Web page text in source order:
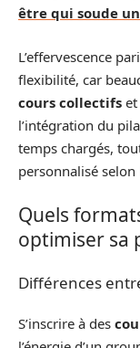
être qui soude
L’effervescence
flexibilité, car
cours collectifs et
l’intégration du
temps chargés,
personnalisé
Quels
optimiser sa
Différences
S’inscrire à des